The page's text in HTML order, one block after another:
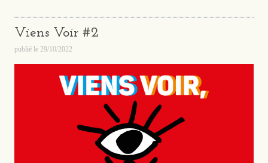
Viens Voir #2
publié le 29/10/2022